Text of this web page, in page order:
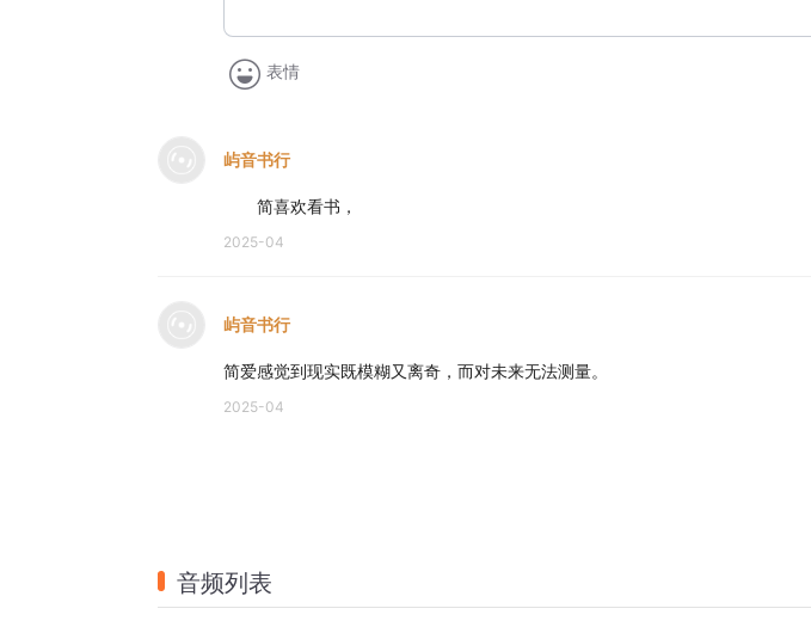
表情
屿音书行
简喜欢看书，
2025-04
屿音书行
简爱感觉到现实既模糊又离奇，而对未来无法测量。
2025-04
音频列表